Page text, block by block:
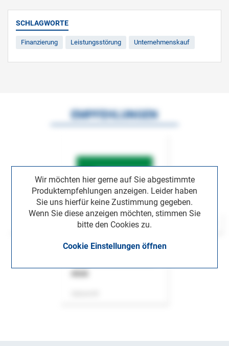
SCHLAGWORTE
Finanzierung Leistungsstörung Unternehmenskauf
Wir möchten hier gerne auf Sie abgestimmte
Produktempfehlungen anzeigen. Leider haben
Sie uns hierfür keine Zustimmung gegeben.
Wenn Sie diese anzeigen möchten, stimmen Sie
bitte den Cookies zu.
Cookie Einstellungen öffnen
EMPFEHLUNGEN